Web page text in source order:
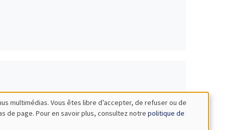
multimédias. Vous êtes libre d’accepter, de refuser ou de
de page. Pour en savoir plus, consultez notre politique de